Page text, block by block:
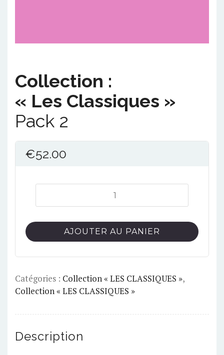
Collection :
« Les Classiques »
Pack 2
€52.00
de
Collection
2
AJOUTER AU PANIER
Catégories : Collection « LES CLASSIQUES »,
Collection « LES CLASSIQUES »
Description